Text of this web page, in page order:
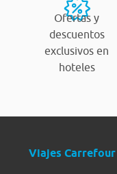
Ofertas y
descuentos
exclusivos en
hoteles
Viajes Carrefour